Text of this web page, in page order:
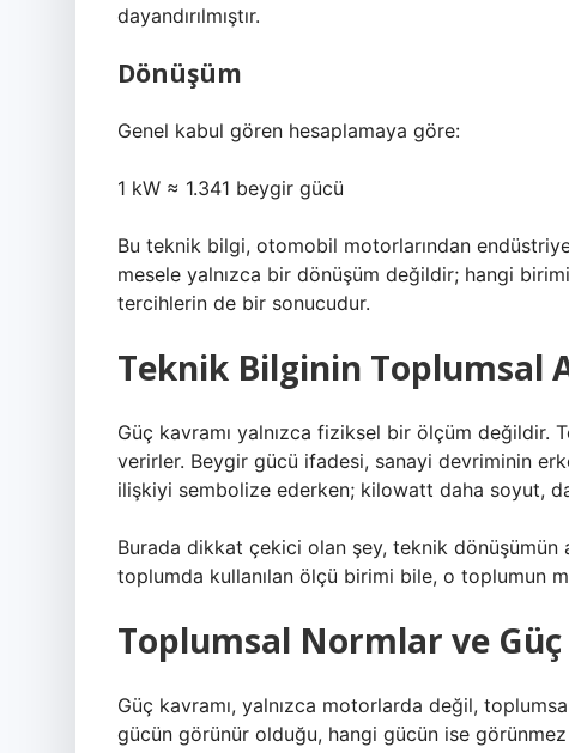
dayandırılmıştır.
Dönüşüm
Genel kabul gören hesaplamaya göre:
1 kW ≈ 1.341 beygir gücü
Bu teknik bilgi, otomobil motorlarından
mesele yalnızca bir dönüşüm değildir; hangi
tercihlerin de bir sonucudur.
Teknik Bilginin Toplumsal
Güç kavramı yalnızca fiziksel bir ölçüm değildir.
verirler. Beygir gücü ifadesi, sanayi devriminin
ilişkiyi sembolize ederken; kilowatt daha soyut,
Burada dikkat çekici olan şey, teknik dönüşümün
toplumda kullanılan ölçü birimi bile, o toplumun
Toplumsal Normlar ve Güç
Güç kavramı, yalnızca motorlarda değil,
gücün görünür olduğu, hangi gücün ise görünmez